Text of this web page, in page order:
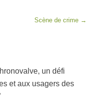
Scène de crime →
un défi
et aux usagers des